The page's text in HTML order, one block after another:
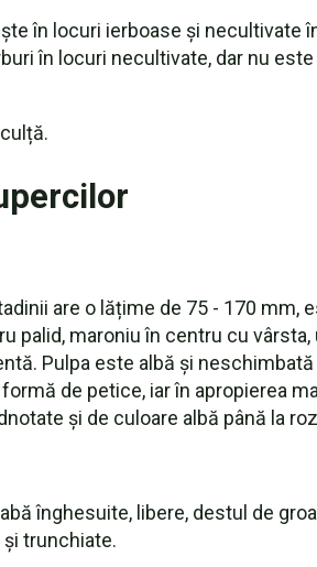
în locuri ierboase și necultivate
în locuri necultivate, dar nu
are o lățime de 75 - 170
palid, maroniu în centru cu
Pulpa este albă și
de petice, iar în apropierea
și de culoare albă până la
înghesuite, libere, destul de
trunchiate.